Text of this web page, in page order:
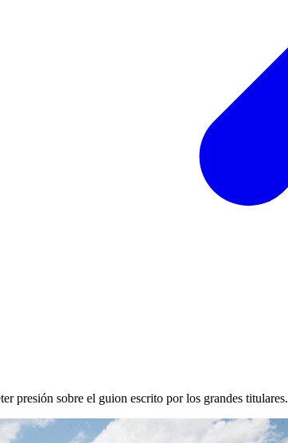
presión sobre el guion escrito por los grandes titulares.